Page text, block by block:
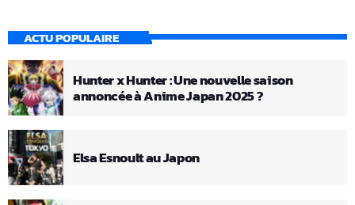
ACTU POPULAIRE
Hunter x Hunter : Une nouvelle saison
annoncée à Anime Japan 2025 ?
Elsa Esnoult au Japon